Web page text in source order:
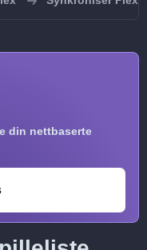
din nettbaserte